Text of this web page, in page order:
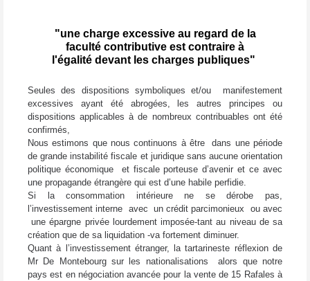
"une charge excessive au regard de la
faculté contributive est contraire à
l'égalité devant les charges publiques"
Seules des dispositions symboliques et/ou
manifestement
excessives ayant été abrogées, les autres principes ou
dispositions applicables à de nombreux contribuables ont été
confirmés,
Nous estimons que nous continuons à être
dans une période
de grande instabilité fiscale et juridique sans aucune orientation
politique économique
et fiscale porteuse d’avenir et ce avec
une propagande étrangère qui est d’une habile perfidie.
Si la consommation intérieure ne se dérobe pas,
l’investissement interne avec un crédit parcimonieux
ou avec
une épargne privée lourdement imposée-tant au niveau de sa
création que de sa liquidation -va fortement diminuer.
Quant à l’investissement étranger, la tartarineste réflexion de
Mr De Montebourg sur les nationalisations
alors que notre
pays est en négociation avancée pour la vente de 15 Rafales à